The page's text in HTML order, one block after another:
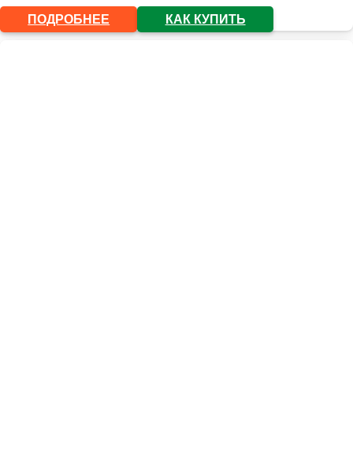
ПОДРОБНЕЕ КАК КУПИТЬ